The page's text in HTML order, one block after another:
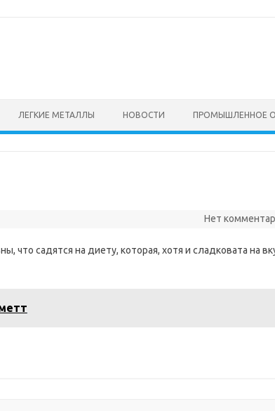
ЛЕГКИЕ МЕТАЛЛЫ НОВОСТИ ПРОМЫШЛЕННОЕ
Нет
что садятся на диету, которая, хотя и сладковата на